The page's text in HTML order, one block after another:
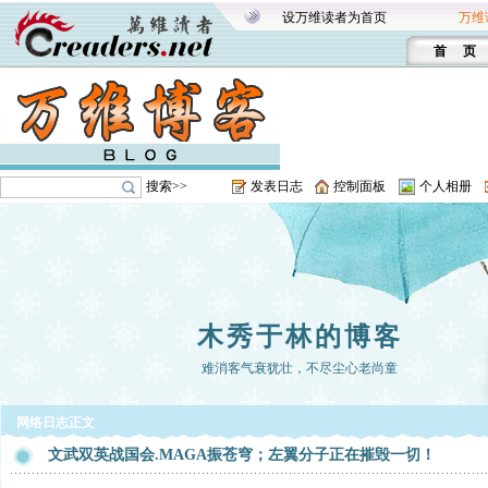
设万维读者为首页 万维
首 页
搜索>> 发表日志 控制面板 个人相册
木秀于林的博客
难消客气衰犹壮，不尽尘心老尚童
网络日志正文
文武双英战国会.MAGA振苍穹；左翼分子正在摧毁一切！